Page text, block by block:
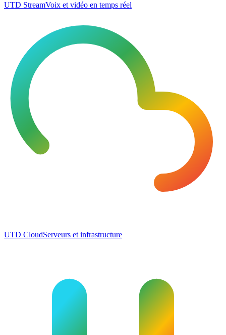
UTD StreamVoix et vidéo en temps réel
UTD CloudServeurs et infrastructure